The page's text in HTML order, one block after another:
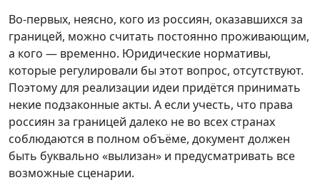
Во-первых, неясно, кого из россиян, оказавшихся за
границей, можно считать постоянно проживающим,
а кого — временно. Юридические нормативы,
которые регулировали бы этот вопрос, отсутствуют.
Поэтому для реализации идеи придётся принимать
некие подзаконные акты. А если учесть, что права
россиян за границей далеко не во всех странах
соблюдаются в полном объёме, документ должен
быть буквально «вылизан» и предусматривать все
возможные сценарии.